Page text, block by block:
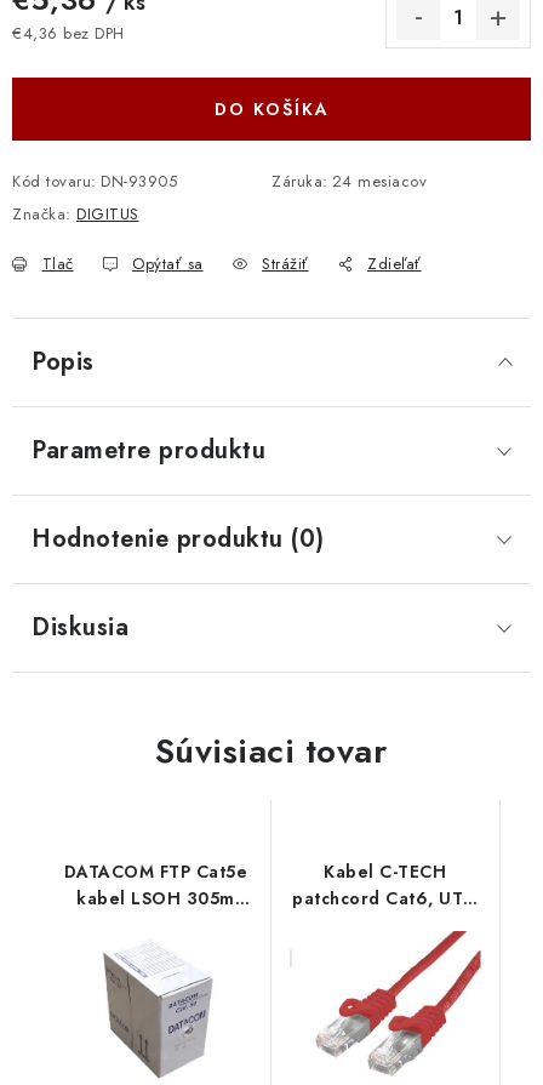
€4,36 bez DPH
DO KOŠÍKA
Kód tovaru: DN-93905 Záruka: 24 mesiacov
Značka: DIGITUS
Tlač Opýtať sa Strážiť Zdieľať
Popis
Parametre produktu
Hodnotenie produktu (0)
Diskusia
Súvisiaci tovar
DATACOM FTP Cat5e
kabel LSOH 305m
Kabel C-TECH
patchcord Cat6, UTP,
červený, 3m CB-PP6-3R